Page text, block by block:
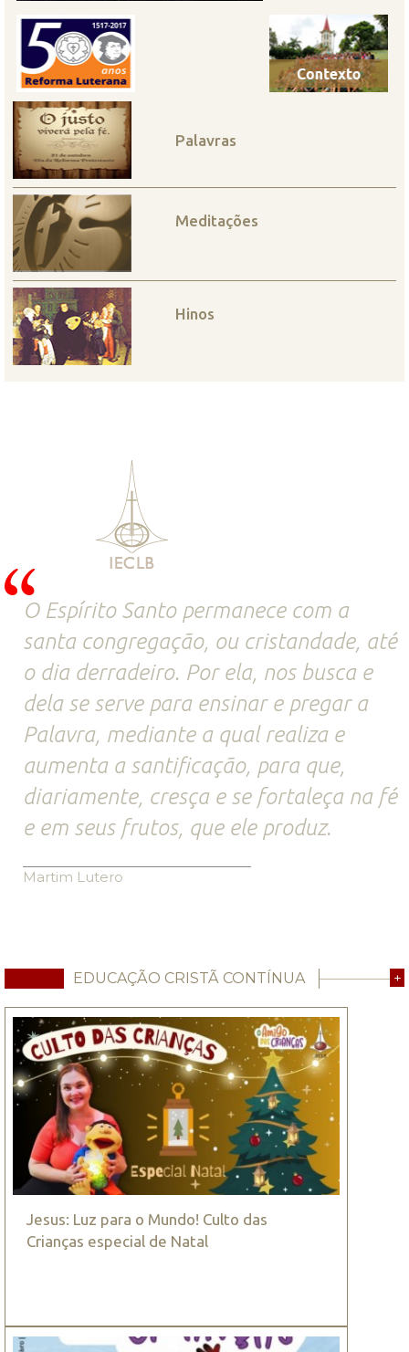
Palavras
Meditações
Hinos
O Espírito Santo permanece com a
santa congregação, ou cristandade, até
o dia derradeiro. Por ela, nos busca e
dela se serve para ensinar e pregar a
Palavra, mediante a qual realiza e
aumenta a santificação, para que,
diariamente, cresça e se fortaleça na fé
e em seus frutos, que ele produz.
Martim Lutero
EDUCAÇÃO CRISTÃ CONTÍNUA +
Jesus: Luz para o Mundo! Culto das
Crianças especial de Natal